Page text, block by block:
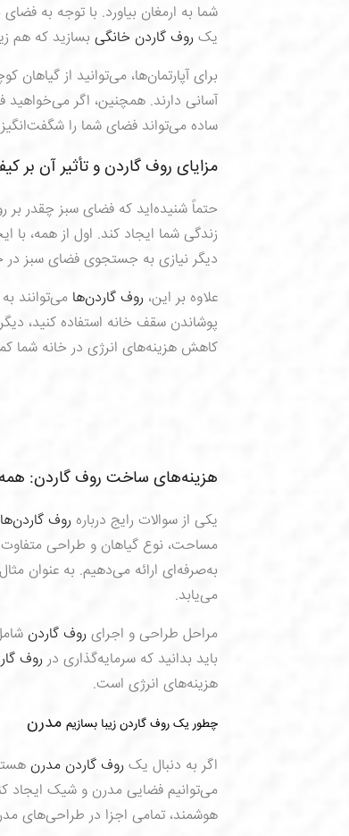
شما به ارمغان بیاورد. با توجه به
یک روف گاردن خانگی بسازید که هم
برای آپارتمان‌ها، می‌توانید از
آسانی دارند. همچنین، اگر
ساده می‌تواند فضای شما را
مزایای روف گاردن و تأثیر آن بر
حتماً شنیده‌اید که فضای سبز چقدر بر
زندگی شما ایجاد کند. اول از همه،
دیگر نیازی به جستجوی فضای سبز
علاوه بر این، روف گاردن‌ها می‌توانند
پوشاندن سقف خانه استفاده کنید،
کاهش هزینه‌های انرژی در خانه شما
هزینه‌های ساخت روف گاردن:
یکی از سوالات رایج درباره روف گاردن‌ها
مساحت، نوع گیاهان و طراحی متفاوت
به‌صرفه‌ای ارائه می‌دهیم. به عنوان
می‌یابد.
مراحل طراحی و اجرای روف گاردن
باید بدانید که سرمایه‌گذاری درروف
هزینه‌های انرژی است.
چطور یک روف گاردن زیبا بسازیم مدرن
اگر به دنبال یک روف گاردن مدرن
می‌توانیم فضایی مدرن و شیک ایجاد
هوشمند، تمامی اجزا در طراحی‌های